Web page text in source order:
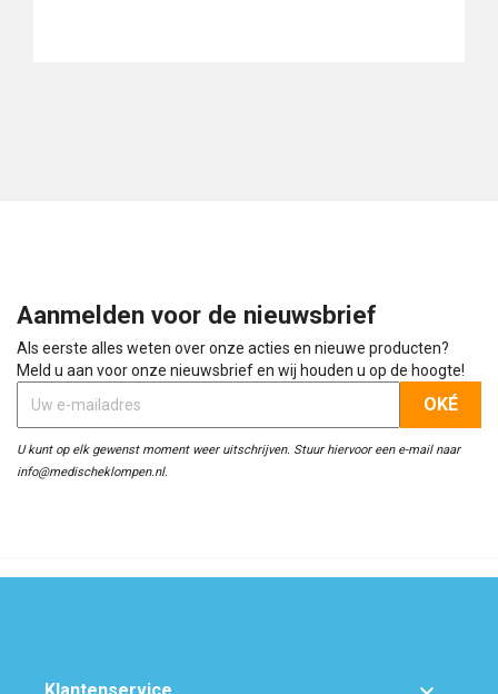
Aanmelden voor de nieuwsbrief
Als eerste alles weten over onze acties en nieuwe producten?
Meld u aan voor onze nieuwsbrief en wij houden u op de hoogte!
U kunt op elk gewenst moment weer uitschrijven. Stuur hiervoor een e-mail naar
info@medischeklompen.nl.